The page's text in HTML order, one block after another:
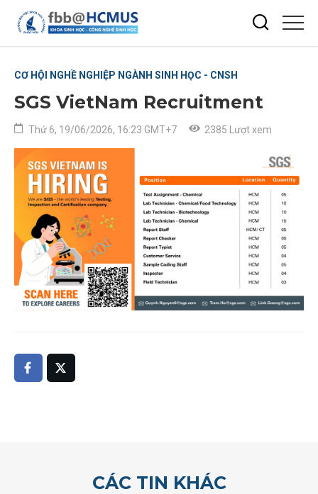
CƠ HỘI NGHỀ NGHIỆP NGÀNH SINH HỌC - CNSH
SGS VietNam Recruitment
Thứ 6, 19/06/2026, 16:23 GMT+7 2385 Lượt xem
CÁC TIN KHÁC